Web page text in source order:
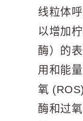
线粒体
以增加
酶）的
用和能
氧
酶和过